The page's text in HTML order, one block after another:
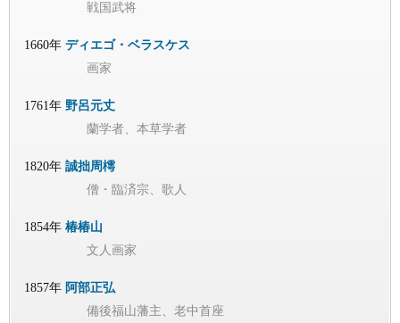
戦国武将
1660年 ディエゴ・ベラスケス
画家
1761年 野呂元丈
蘭学者、本草学者
1820年 誠拙周樗
僧・臨済宗、歌人
1854年 椿椿山
文人画家
1857年 阿部正弘
備後福山藩主、老中首座